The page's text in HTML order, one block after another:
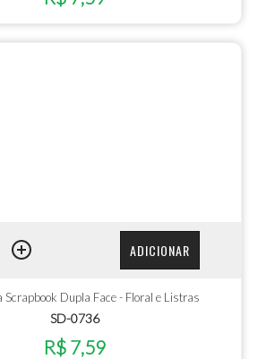
ADICIONAR
Scrapbook Dupla Face - Floral e Listras
SD-0736
R$ 7,59